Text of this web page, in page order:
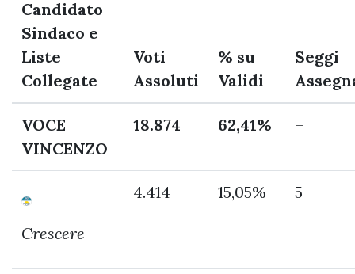
Candidato
Sindaco e
Liste
Collegate
Voti
Assoluti
% su
Validi
Seggi
VOCE
VINCENZO
18.874 62,41% –
Crescere
4.414 15,05% 5